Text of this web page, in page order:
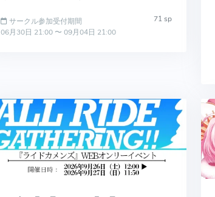
71 sp
サークル参加受付期間
06月30日 21:00 〜 09月04日 21:00